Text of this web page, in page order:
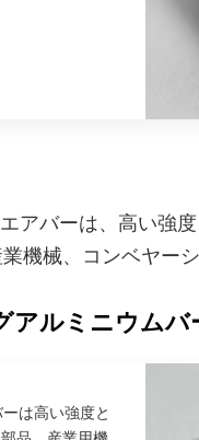
アバーは、高い強
機械、コンベヤー
アルミニウムバ
は高い強度と